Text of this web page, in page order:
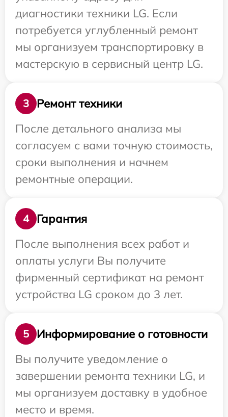
диагностики техники LG. Если
потребуется углубленный ремонт
мы организуем транспортировку в
мастерскую в сервисный центр LG.
3
Ремонт техники
После детального анализа мы
согласуем с вами точную стоимость,
сроки выполнения и начнем
ремонтные операции.
4
Гарантия
После выполнения всех работ и
оплаты услуги Вы получите
фирменный сертификат на ремонт
устройства LG сроком до 3 лет.
5
Информирование о готовности
Вы получите уведомление о
завершении ремонта техники LG, и
мы организуем доставку в удобное
место и время.